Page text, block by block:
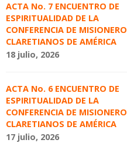
ACTA No. 7 ENCUENTRO DE
ESPIRITUALIDAD DE LA
CONFERENCIA DE MISIONERO
CLARETIANOS DE AMÉRICA
18 julio, 2026
ACTA No. 6 ENCUENTRO DE
ESPIRITUALIDAD DE LA
CONFERENCIA DE MISIONERO
CLARETIANOS DE AMÉRICA
17 julio, 2026